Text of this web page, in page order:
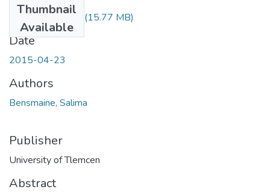
Thumbnail
Available
BENSMAINE.pdf (15.77 MB)
Date
2015-04-23
Authors
Bensmaine, Salima
Publisher
University of Tlemcen
Abstract